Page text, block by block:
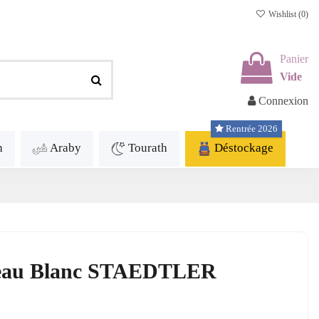
Wishlist (0)
Panier
Vide
Connexion
Araby Tourath Déstockage
Rentrée 2026
Blanc STAEDTLER